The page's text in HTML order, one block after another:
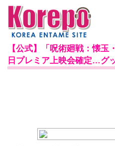
【公式】「呪術廻戦：懐玉
日プレミア上映会確定…グ